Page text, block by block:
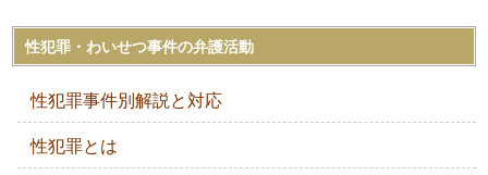
性犯罪・わいせつ事件の弁護活動
性犯罪事件別解説と対応
性犯罪とは